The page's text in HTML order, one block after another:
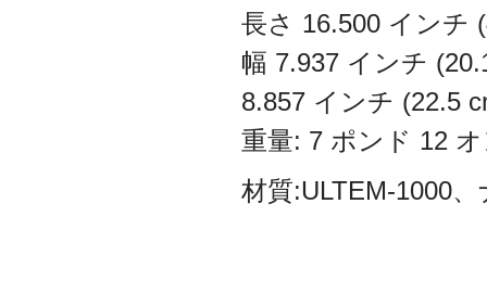
長さ 16.500 インチ
幅 7.937 インチ
8.857 インチ (22.5
重量: 7 ポンド 12
材質:ULTEM-1000